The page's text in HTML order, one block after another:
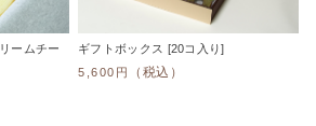
ームチー
ギフトボックス [20コ入り]
5,600円
（税込）